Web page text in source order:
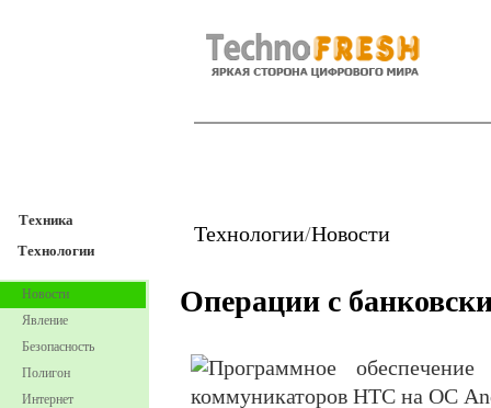
Техника
Технологии
Новости
Явление
Безопасность
Полигон
Интернет
Технологии/Новости
Операции с